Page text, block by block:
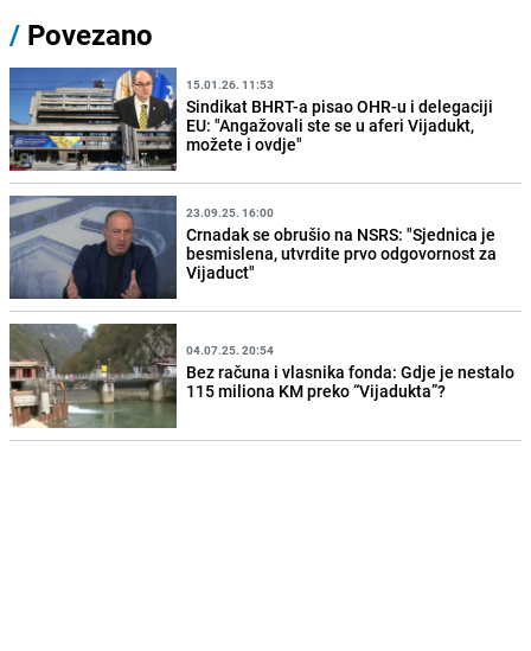
/ Povezano
15.01.26. 11:53
Sindikat BHRT-a pisao OHR-u i delegaciji
EU: "Angažovali ste se u aferi Vijadukt,
možete i ovdje"
23.09.25. 16:00
Crnadak se obrušio na NSRS: "Sjednica je
besmislena, utvrdite prvo odgovornost za
Vijaduct"
04.07.25. 20:54
Bez računa i vlasnika fonda: Gdje je nestalo
115 miliona KM preko “Vijadukta”?